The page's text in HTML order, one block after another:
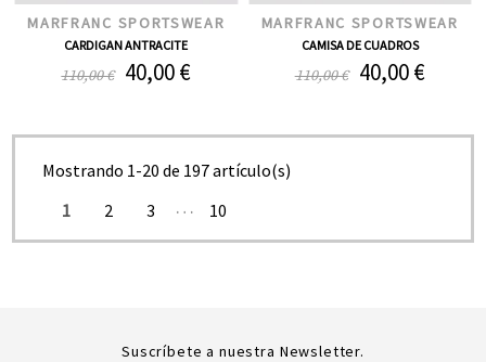
MARFRANC SPORTSWEAR
CARDIGAN ANTRACITE
110,00 € 40,00 €
MARFRANC SPORTSWEAR
CAMISA DE CUADROS
110,00 € 40,00 €
Mostrando 1-20 de 197 artículo(s)
1
2 3 … 10
Suscríbete a nuestra Newsletter.